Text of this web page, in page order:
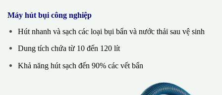
Máy hút bụi công nghiệp
Hút nhanh và sạch các loại bụi bẩn và nước thải sau vệ sinh
Dung tích chứa từ 10 đến 120 lít
Khả năng hút sạch đến 90% các vết bẩn